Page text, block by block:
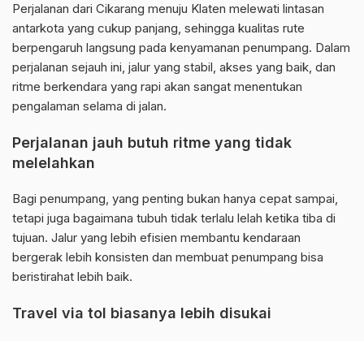
Perjalanan dari Cikarang menuju Klaten melewati lintasan
antarkota yang cukup panjang, sehingga kualitas rute
berpengaruh langsung pada kenyamanan penumpang. Dalam
perjalanan sejauh ini, jalur yang stabil, akses yang baik, dan
ritme berkendara yang rapi akan sangat menentukan
pengalaman selama di jalan.
Perjalanan jauh butuh ritme yang tidak
melelahkan
Bagi penumpang, yang penting bukan hanya cepat sampai,
tetapi juga bagaimana tubuh tidak terlalu lelah ketika tiba di
tujuan. Jalur yang lebih efisien membantu kendaraan
bergerak lebih konsisten dan membuat penumpang bisa
beristirahat lebih baik.
Travel via tol biasanya lebih disukai